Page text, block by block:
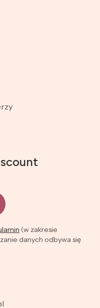
(w zakresie
danych odbywa się